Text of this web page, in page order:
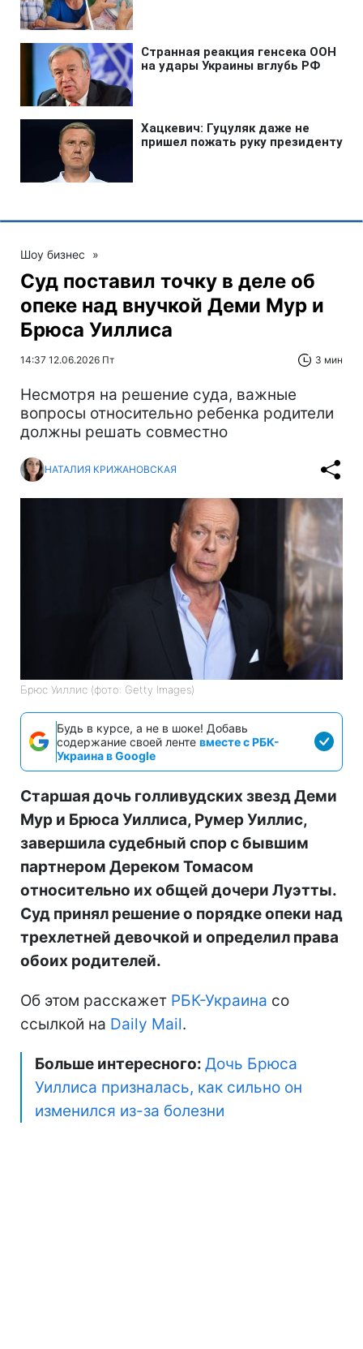
Шоу бизнес »
Суд поставил точку в деле об
опеке над внучкой Деми Мур и
Брюса Уиллиса
14:37 12.06.2026 Пт 3 мин
Несмотря на решение суда, важные
вопросы относительно ребенка родители
должны решать совместно
НАТАЛИЯ КРИЖАНОВСКАЯ
Брюс Уиллис (фото: Getty Images)
Будь в курсе, а не в шоке! Добавь
содержание своей ленте вместе с РБК-
Украина в Google
Старшая дочь голливудских звезд Деми
Мур и Брюса Уиллиса, Румер Уиллис,
завершила судебный спор с бывшим
партнером Дереком Томасом
относительно их общей дочери Луэтты.
Суд принял решение о порядке опеки над
трехлетней девочкой и определил права
обоих родителей.
Об этом расскажет РБК-Украина со
ссылкой на Daily Mail.
Больше интересного: Дочь Брюса
Уиллиса призналась, как сильно он
изменился из-за болезни